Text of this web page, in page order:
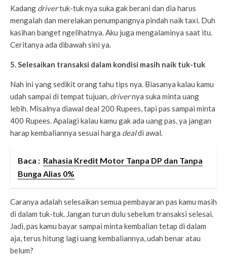
Kadang drivertuk-tuk nya suka gak berani dan dia harus
mengalah dan merelakan penumpangnya pindah naik taxi. Duh
kasihan banget ngelihatnya. Aku juga mengalaminya saat itu.
Ceritanya ada dibawah sini ya.
5. Selesaikan transaksi dalam kondisi masih naik tuk-tuk
Nah ini yang sedikit orang tahu tips nya. Biasanya kalau kamu
udah sampai di tempat tujuan, drivernya suka minta uang
lebih. Misalnya diawal deal 200 Rupees, tapi pas sampai minta
400 Rupees. Apalagi kalau kamu gak ada uang pas, ya jangan
harap kembaliannya sesuai harga dealdi awal.
Baca : Rahasia Kredit Motor Tanpa DP dan Tanpa
Bunga Alias 0%
Caranya adalah selesaikan semua pembayaran pas kamu masih
di dalam tuk-tuk. Jangan turun dulu sebelum transaksi selesai.
Jadi, pas kamu bayar sampai minta kembalian tetap di dalam
aja, terus hitung lagi uang kembaliannya, udah benar atau
belum?